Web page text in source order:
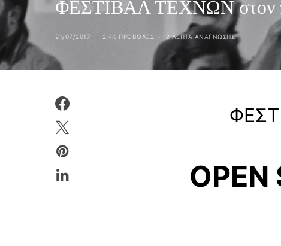
ΦΕΣΤΙΒΑΛ ΤΕΧΝΩΝ στον
21/07/2017 2.4K ΠΡΟΒΟΛΕΣ 2 ΛΕΠΤΑ ΑΝΆΓΝΩΣΗΣ
OPEN